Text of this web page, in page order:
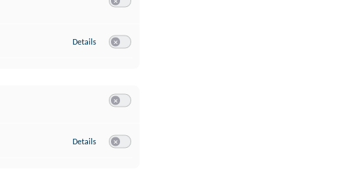
Details zu Google Analytics
Details zu YouTube